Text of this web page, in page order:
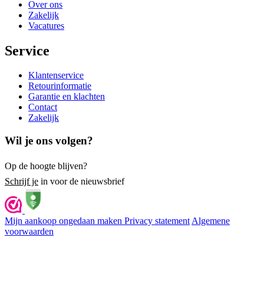
Over ons
Zakelijk
Vacatures
Service
Klantenservice
Retourinformatie
Garantie en klachten
Contact
Zakelijk
Wil je ons volgen?
Op de hoogte blijven?
Schrijf je in voor de nieuwsbrief
Mijn aankoop ongedaan maken Privacy statement Algemene
voorwaarden